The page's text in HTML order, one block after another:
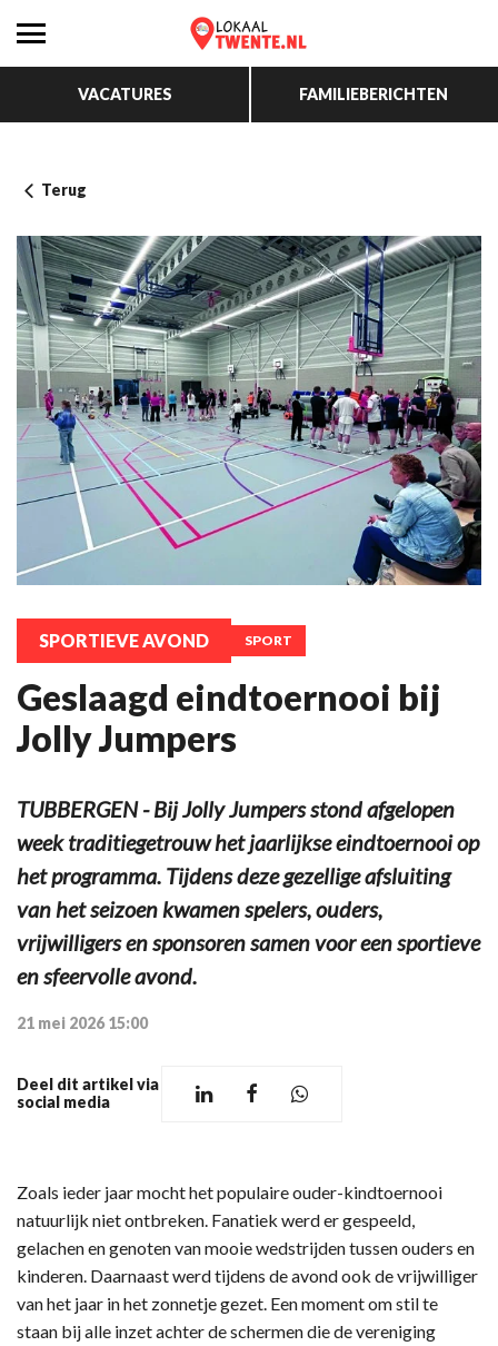
VACATURES FAMILIEBERICHTEN
Terug
SPORTIEVE AVOND SPORT
Geslaagd eindtoernooi bij
Jolly Jumpers
TUBBERGEN - Bij Jolly Jumpers stond afgelopen
week traditiegetrouw het jaarlijkse eindtoernooi op
het programma. Tijdens deze gezellige afsluiting
van het seizoen kwamen spelers, ouders,
vrijwilligers en sponsoren samen voor een sportieve
en sfeervolle avond.
21 mei 2026 15:00
Deel dit artikel via
social media
Zoals ieder jaar mocht het populaire ouder-kindtoernooi
natuurlijk niet ontbreken. Fanatiek werd er gespeeld,
gelachen en genoten van mooie wedstrijden tussen ouders en
kinderen. Daarnaast werd tijdens de avond ook de vrijwilliger
van het jaar in het zonnetje gezet. Een moment om stil te
staan bij alle inzet achter de schermen die de vereniging